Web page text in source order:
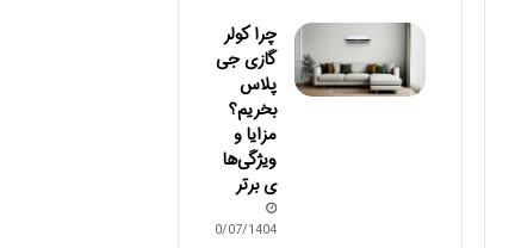
چرا کولر
گازی جی
پلاس
بخریم؟
مزایا و
ویژگی‌ها
ی برتر
30/07/1404